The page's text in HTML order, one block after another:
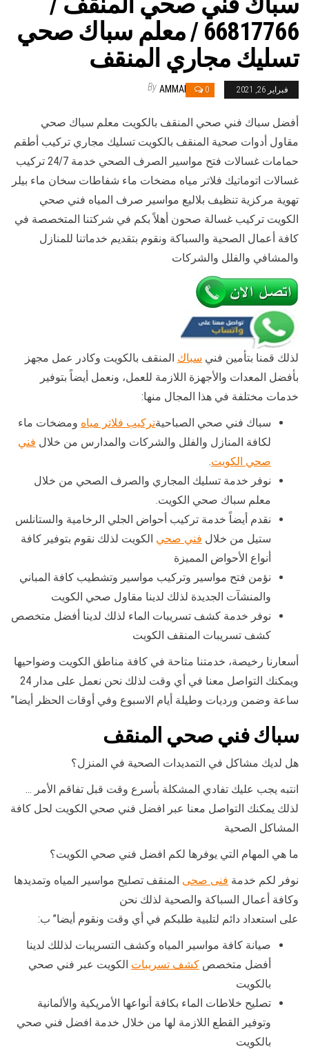
66817766 / معلم سباك صحي
تسليك مجاري المنقف
فبراير 26, 2021 0
By AMMAR
أفضل سباك فني صحي المنقف بالكويت معلم سباك صحي
مقاول أدوات صحية المنقف بالكويت تسليك مجاري تركيب أطقم
حمامات غسالات فتح مواسير الصرف الصحي خدمة 24/7 تركيب
غسالات اتوماتيك فلاتر مياه مضخات ماء شفاطات سخان ماء بيلر
تهوية مركزية تنظيف بلاليع مواسير صرف المياه فني صحي
الكويت تركيب غسالة صحون أهلاً بكم في شركتنا المتخصصة في
كافة أعمال الصحية والسباكة ونقوم بتقديم خدماتنا للمنازل
والمشافي والفلل والشركات
لذلك قمنا بتأمين فني سباك المنقف بالكويت وكادر عمل مجهز
بأفضل المعدات والأجهزة اللازمة للعمل، ونعمل أيضاً بتوفير
خدمات مختلفة في هذا المجال منها:
سباك فني صحي الصباحيةتركيب فلاتر مياه ومضخات ماء
لكافة المنازل والفلل والشركات والمدارس من خلال فني
صحي الكويت.
نوفر خدمة تسليك المجاري والصرف الصحي من خلال
معلم سباك صحي الكويت.
نقدم أيضاً خدمة تركيب أحواض الجلي الرخامية والستانلس
ستيل من خلال فني صحي الكويت لذلك نقوم بتوفير كافة
أنواع الأحواض المميزة
نؤمن فتح مواسير وتركيب مواسير وتشطيب كافة المباني
والمنشآت الجديدة لذلك لدينا مقاول صحي الكويت
نوفر خدمة كشف تسريبات الماء لذلك لدينا أفضل متخصص
كشف تسريبات المنقف الكويت
أسعارنا رخيصة، خدمتنا متاحة في كافة مناطق الكويت وضواحيها
ويمكنك التواصل معنا في أي وقت لذلك نحن نعمل على مدار 24
ساعة وضمن ورديات وطيلة أيام الاسبوع وفي أوقات الحظر أيضا”
سباك فني صحي المنقف
هل لديك مشاكل في التمديدات الصحية في المنزل؟
انتبه يجب عليك تفادي المشكلة بأسرع وقت قبل تفاقم الأمر …
لذلك يمكنك التواصل معنا عبر افضل فني صحي الكويت لحل كافة
المشاكل الصحية
ما هي المهام التي يوفرها لكم افضل فني صحي الكويت؟
نوفر لكم خدمة فنى صحى المنقف تصليح مواسير المياه وتمديدها
وكافة أعمال السباكة والصحية لذلك نحن
على استعداد دائم لتلبية طلبكم في أي وقت ونقوم أيضا” ب:
صيانة كافة مواسير المياه وكشف التسريبات لذللك لدينا
أفضل متخصص كشف تسريبات الكويت عبر فني صحي
بالكويت
تصليح خلاطات الماء بكافة أنواعها الأمريكية والألمانية
وتوفير القطع اللازمة لها من خلال خدمة افضل فني صحي
بالكويت